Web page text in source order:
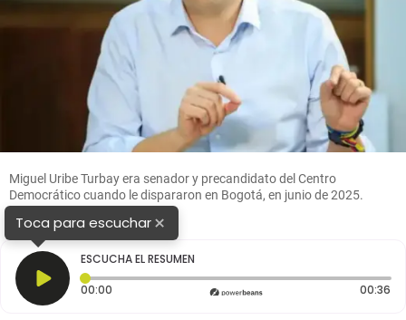
Miguel Uribe Turbay era senador y precandidato del Centro
Democrático cuando le dispararon en Bogotá, en junio de 2025.
Foto: Camilo Suárez.
Toca para escuchar×
ESCUCHA EL RESUMEN
00:00 Tiempo transcurrido: 0 segundos 00:36